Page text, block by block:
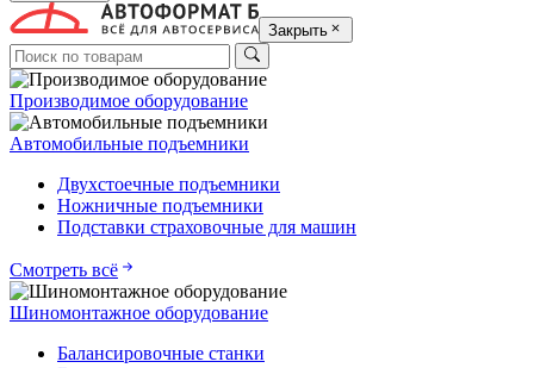
Закрыть
Производимое оборудование
Автомобильные подъемники
Двухстоечные подъемники
Ножничные подъемники
Подставки страховочные для машин
Смотреть всё
Шиномонтажное оборудование
Балансировочные станки